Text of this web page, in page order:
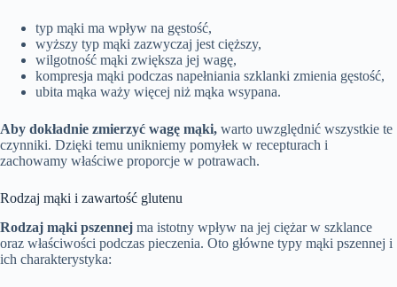
typ mąki ma wpływ na gęstość,
wyższy typ mąki zazwyczaj jest cięższy,
wilgotność mąki zwiększa jej wagę,
kompresja mąki podczas napełniania szklanki zmienia gęstość,
ubita mąka waży więcej niż mąka wsypana.
Aby dokładnie zmierzyć wagę mąki, warto uwzględnić wszystkie te
czynniki. Dzięki temu unikniemy pomyłek w recepturach i
zachowamy właściwe proporcje w potrawach.
Rodzaj mąki i zawartość glutenu
Rodzaj mąki pszennej ma istotny wpływ na jej ciężar w szklance
oraz właściwości podczas pieczenia. Oto główne typy mąki pszennej i
ich charakterystyka: